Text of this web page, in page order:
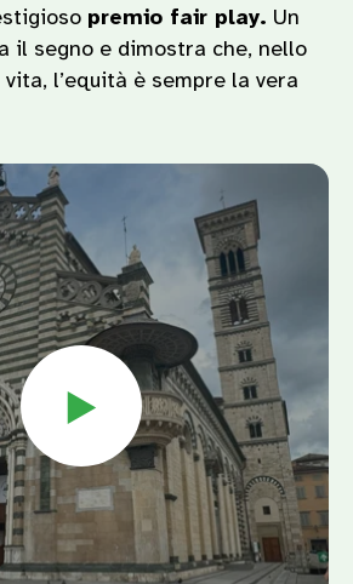
premio fair play. Un
il segno e dimostra che, nello
l’equità è sempre la vera